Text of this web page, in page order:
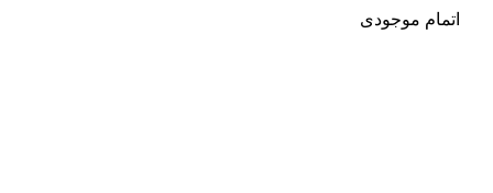
اتمام موجودی